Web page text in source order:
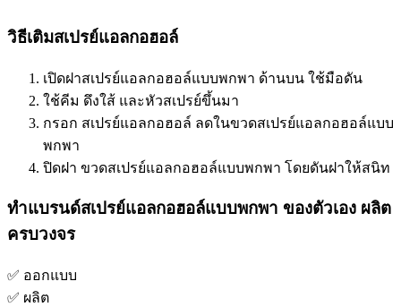
วิธีเติมสเปรย์แอลกอฮอล์
เปิดฝาสเปรย์แอลกอฮอล์แบบพกพา ด้านบน ใช้มือดัน
ใช้คีม ดึงใส้ และหัวสเปรย์ขึ้นมา
กรอก สเปรย์แอลกอฮอล์ ลดในขวดสเปรย์แอลกอฮอล์แบบ
พกพา
ปิดฝา ขวดสเปรย์แอลกอฮอล์แบบพกพา โดยดันฝาให้สนิท
ทำแบรนด์สเปรย์แอลกอฮอล์แบบพกพา ของตัวเอง ผลิต
ครบวงจร
✅️ ออกแบบ
✅️ ผลิต